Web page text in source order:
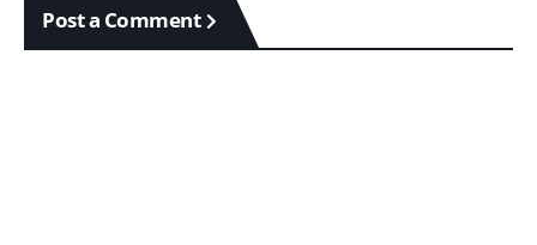
Post a Comment